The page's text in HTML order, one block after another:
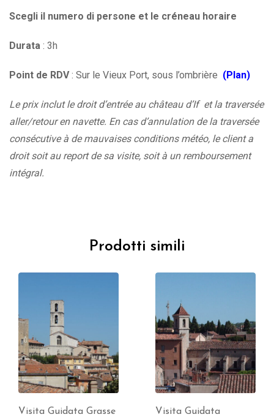
Scegli il numero di persone et le créneau horaire
Durata : 3h
Point de RDV: Sur le Vieux Port, sous l’ombrière (Plan)
Le prix inclut le droit d’entrée au château d’If et la traversée
aller/retour en navette. En cas d’annulation de la traversée
consécutive à de mauvaises conditions météo, le client a
droit soit au report de sa visite, soit à un remboursement
intégral.
Prodotti simili
Visita Guidata
Visita Guidata Fréjus